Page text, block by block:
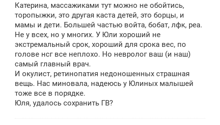
Катерина, массажиками тут можно не обойтись,
торопыжки, это другая каста детей, это борцы, и
мамы и дети. Большей частью войта, бобат, лфк, реа.
Не у всех, но у многих. У Юли хороший не
экстремальный срок, хороший для срока вес, по
голове нсг все неплохо. Но невролог ваш (и наш)
самый главный врач.
И окулист, ретинопатия недоношенных страшная
вещь. Нас миновала, надеюсь у Юлиных малышей
тоже все в порядке.
Юля, удалось сохранить ГВ?